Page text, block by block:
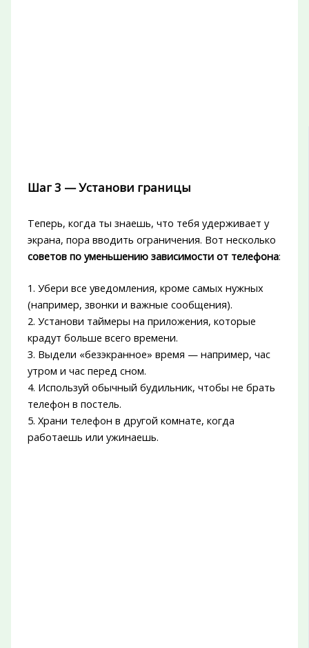
Шаг 3 — Установи границы
Теперь, когда ты знаешь, что тебя удерживает у
экрана, пора вводить ограничения. Вот несколько
советов по уменьшению зависимости от телефона:
1. Убери все уведомления, кроме самых нужных
(например, звонки и важные сообщения).
2. Установи таймеры на приложения, которые
крадут больше всего времени.
3. Выдели «безэкранное» время — например, час
утром и час перед сном.
4. Используй обычный будильник, чтобы не брать
телефон в постель.
5. Храни телефон в другой комнате, когда
работаешь или ужинаешь.